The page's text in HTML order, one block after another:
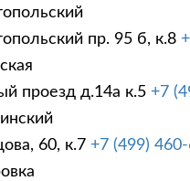
пр. 95 б, к.8
проезд д.14а к.5 +7
60, к.7 +7 (499)
УСЛУГИ